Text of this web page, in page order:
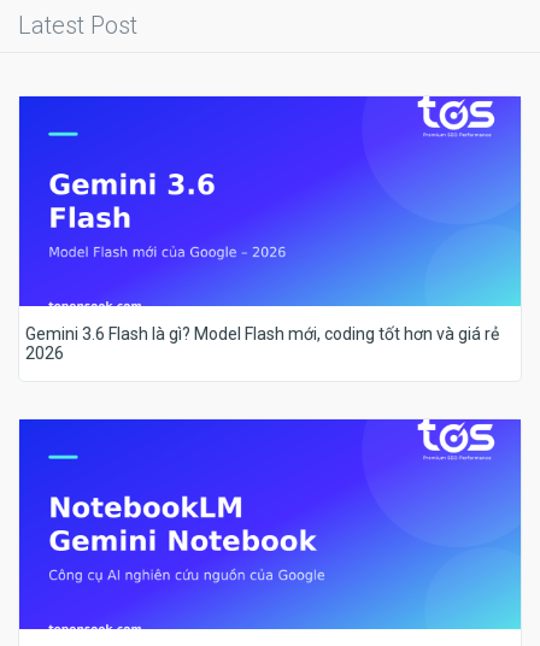
Latest Post
Gemini 3.6 Flash là gì? Model Flash mới, coding tốt hơn và giá rẻ
2026